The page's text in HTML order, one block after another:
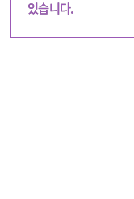
있습니다.